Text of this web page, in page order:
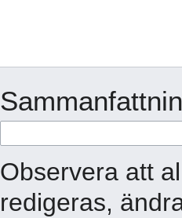
Observera att
redigeras,